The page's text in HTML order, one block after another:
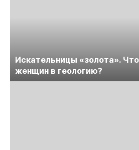
Искательницы «золота».
женщин в геологию?